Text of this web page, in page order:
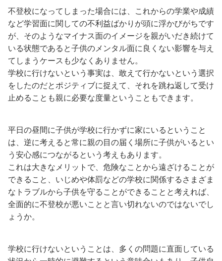
不登校になってしまった場合には、これからの学業や成績
など学習面に関しての不利益ばかりが頭に浮かびがちです
が、そのようなマイナス面のイメージを親がいだき続けて
いる状態であると子供のメンタル面に良くない影響を与え
てしまうケースも少なくありません。
学校に行けないという事実は、敢えて行かないという選択
をしたのだとポジティブに捉えて、それを跳ね返して受け
止めることも親に必要な度量ということもできます。
平日の昼間に子供が学校に行かずに家にいるということ
は、逆に考えると常に親の目の届く場所に子供がいるとい
う安心感につながるという考えもあります。
これは大きなメリットで、危険なことから遠ざけることが
できること、いじめや体罰などの学校に関係するさまざま
なトラブルから子供を守ることができることと考えれば、
全面的に不登校が悪いことと言い切れないのではないでし
ょうか。
学校に行けないということは、多くの問題に直面している